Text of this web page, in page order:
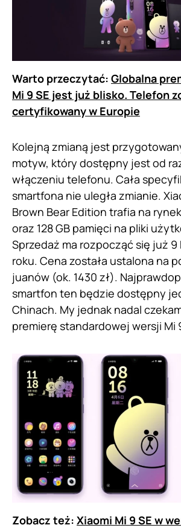
Warto przeczytać: Globalna
Mi 9 SE jest już blisko. Telefon
certyfikowany w Europie
Kolejną zmianą jest
motyw, który dostępny jest od
włączeniu telefonu. Cała
smartfona nie uległa zmianie.
Brown Bear Edition trafia na
oraz 128 GB pamięci na pliki
Sprzedaż ma rozpocząć się już
roku. Cena została ustalona na
juanów (ok. 1430 zł).
smartfon ten będzie dostępny
Chinach. My jednak nadal
premierę standardowej wersji Mi
Zobacz też: Xiaomi Mi 9 SE w